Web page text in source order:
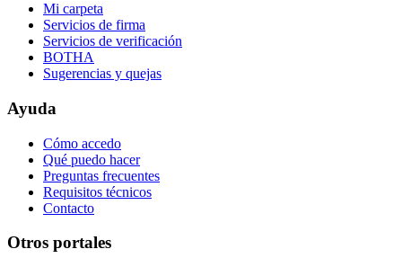
Mi carpeta
Servicios de firma
Servicios de verificación
BOTHA
Sugerencias y quejas
Ayuda
Cómo accedo
Qué puedo hacer
Preguntas frecuentes
Requisitos técnicos
Contacto
Otros portales